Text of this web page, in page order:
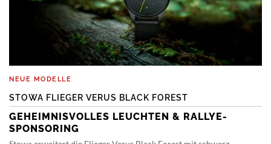
NEUE MODELLE
STOWA FLIEGER VERUS BLACK FOREST
GEHEIMNISVOLLES LEUCHTEN & RALLYE-
SPONSORING